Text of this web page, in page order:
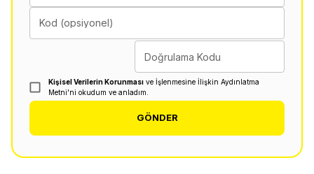
Kod (opsiyonel)
Doğrulama Kodu
Kişisel Verilerin Korunması ve İşlenmesine İlişkin Aydınlatma
Metni'ni okudum ve anladım.
GÖNDER